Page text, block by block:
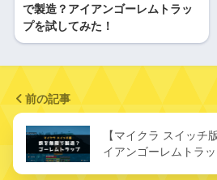
で製造？アイアンゴーレムトラッ
プを試してみた！
前の記事
【マイクラ スイッチ
イアンゴーレムトラ